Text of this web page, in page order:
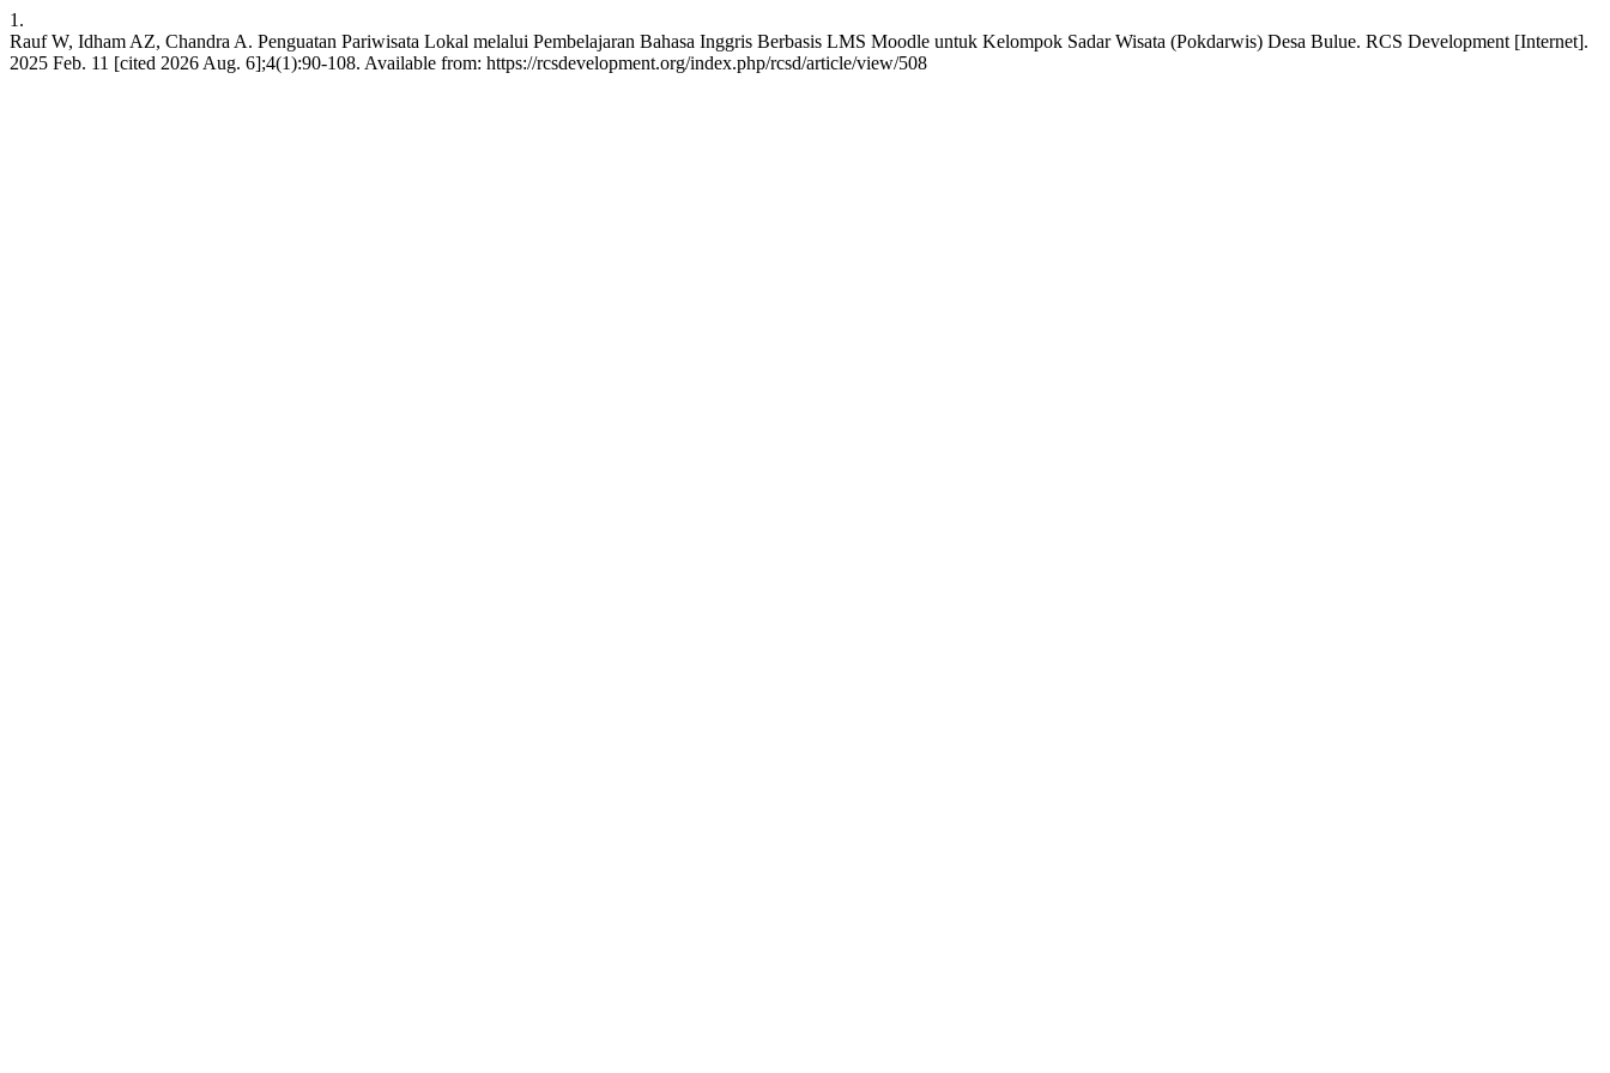
1.
Rauf W, Idham AZ, Chandra A. Penguatan Pariwisata Lokal melalui Pembelajaran Bahasa Inggris Berbasis LMS Moodle untuk Kelompok Sadar Wisata (Pokdarwis) Desa Bulue. RCS Development [Internet].
2025 Feb. 11 [cited 2026 Aug. 6];4(1):90-108. Available from: https://rcsdevelopment.org/index.php/rcsd/article/view/508